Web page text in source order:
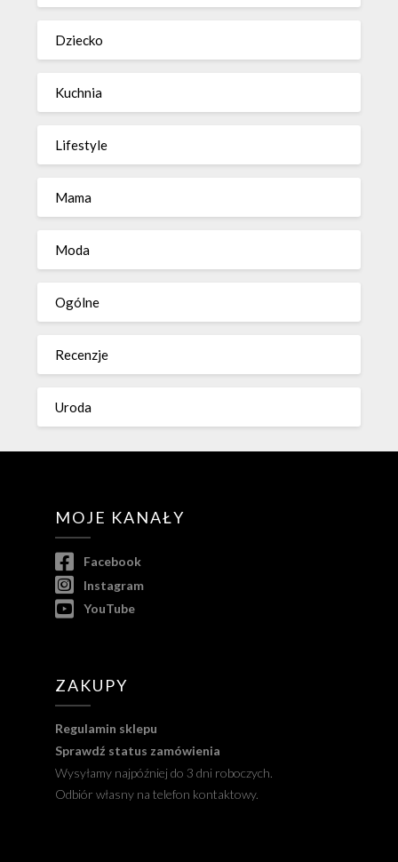
Dziecko
Kuchnia
Lifestyle
Mama
Moda
Ogólne
Recenzje
Uroda
MOJE KANAŁY
Facebook
Instagram
YouTube
ZAKUPY
Regulamin sklepu
Sprawdź status zamówienia
Wysyłamy najpóźniej do 3 dni roboczych.
Odbiór własny na telefon kontaktowy.